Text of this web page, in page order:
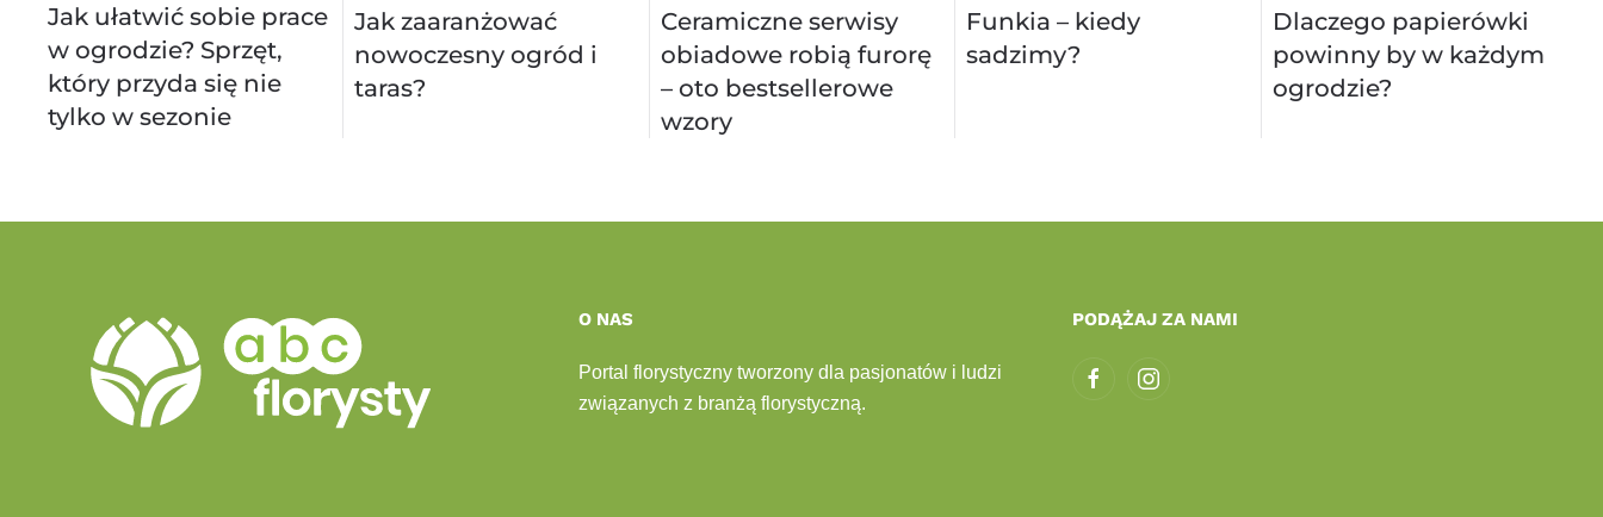
Jak ułatwić sobie prace
w ogrodzie? Sprzęt,
który przyda się nie
tylko w sezonie
Jak zaaranżować
nowoczesny ogród i
taras?
Ceramiczne serwisy
obiadowe robią furorę
– oto bestsellerowe
wzory
Funkia – kiedy
sadzimy?
Dlaczego papierówki
powinny by w każdym
ogrodzie?
O NAS
Portal florystyczny tworzony dla pasjonatów i ludzi
związanych z branżą florystyczną.
PODĄŻAJ ZA NAMI